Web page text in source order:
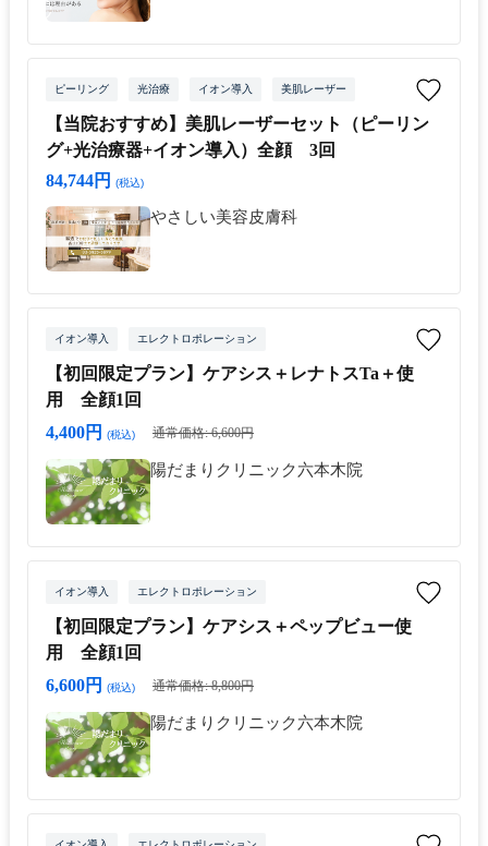
ピーリング 光治療 イオン導入 美肌レーザー
【当院おすすめ】美肌レーザーセット（ピーリン
グ+光治療器+イオン導入）全顔 3回
84,744円
(税込)
やさしい美容皮膚科
イオン導入 エレクトロポレーション
【初回限定プラン】ケアシス＋レナトスTa＋使
用 全顔1回
4,400円
(税込) 通常価格: 6,600円
陽だまりクリニック六本木院
イオン導入 エレクトロポレーション
【初回限定プラン】ケアシス＋ペップビュー使
用 全顔1回
6,600円
(税込) 通常価格: 8,800円
陽だまりクリニック六本木院